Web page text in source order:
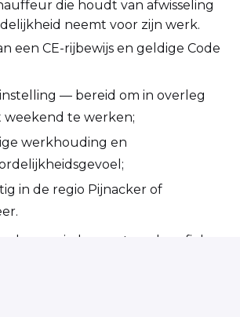
die houdt van afwisseling
neemt voor zijn werk.
een CE-rijbewijs en geldige Code
— bereid om in overleg
weekend te werken;
werkhouding en
in de regio Pijnacker of
in bovenstaand profiel